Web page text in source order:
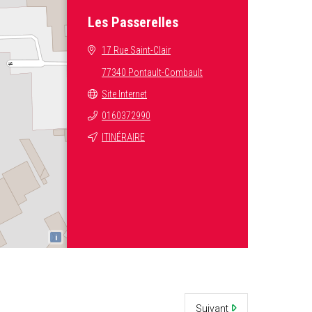
i
Les Passerelles
17 Rue Saint-Clair
77340 Pontault-Combault
Site Internet
0160372990
ITINÉRAIRE
Suivant